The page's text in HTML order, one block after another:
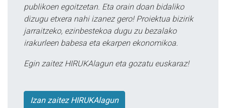
publikoen egoitzetan. Eta orain doan bidaliko
dizugu etxera nahi izanez gero! Proiektua bizirik
jarraitzeko, ezinbestekoa dugu zu bezalako
irakurleen babesa eta ekarpen ekonomikoa.
Egin zaitez HIRUKAlagun eta gozatu euskaraz!
Izan zaitez HIRUKAlagun